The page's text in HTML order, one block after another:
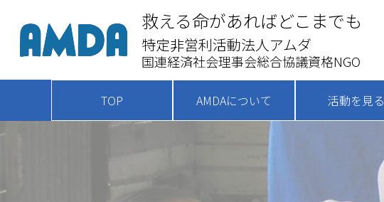
救える命があればどこまでも
特定非営利活動法人アムダ
国連経済社会理事会総合協議資格NGO
TOP AMDAについて 活動を見る